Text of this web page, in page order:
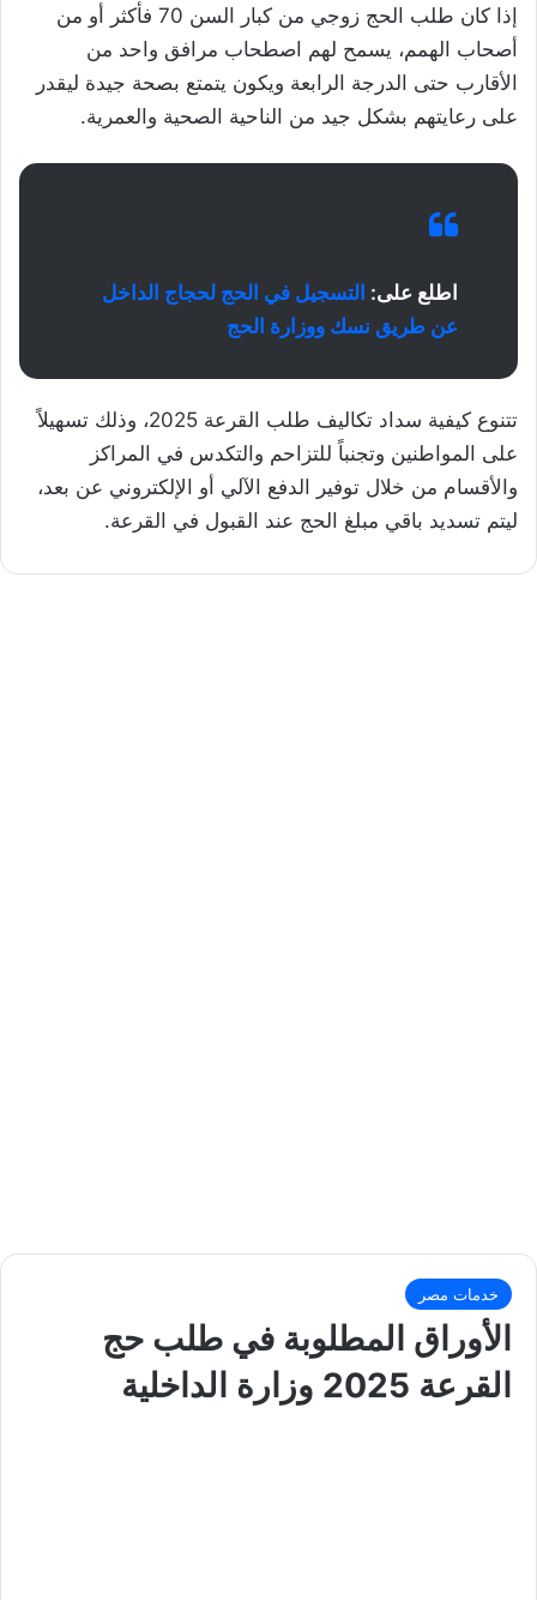
إذا كان طلب الحج زوجي من كبار السن 70 فأكثر أو من
أصحاب الهمم، يسمح لهم اصطحاب مرافق واحد من
الأقارب حتى الدرجة الرابعة ويكون يتمتع بصحة جيدة ليقدر
على رعايتهم بشكل جيد من الناحية الصحية والعمرية.
اطلع على: التسجيل في الحج لحجاج الداخل
عن طريق نسك ووزارة الحج
تتنوع كيفية سداد تكاليف طلب القرعة 2025، وذلك تسهيلاً
على المواطنين وتجنباً للتزاحم والتكدس في المراكز
والأقسام من خلال توفير الدفع الآلي أو الإلكتروني عن بعد،
ليتم تسديد باقي مبلغ الحج عند القبول في القرعة.